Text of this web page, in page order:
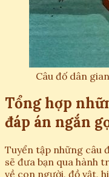
Câu đố dân
Tổng hợp
đáp án ngắn
Tuyển tập những câu
sẽ đưa bạn qua hành
về con người, đồ vật,